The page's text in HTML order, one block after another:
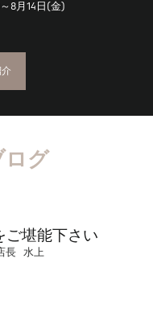
8月14日(金)
ログ
ご堪能下さい
長 水上